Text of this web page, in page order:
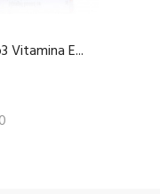
Vitamina E...